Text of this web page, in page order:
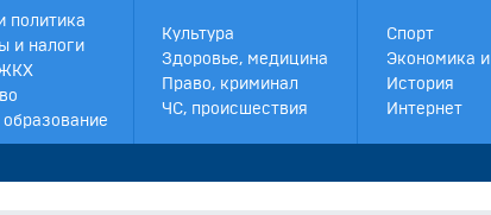
политика
и налоги
образование
Культура
Здоровье, медицина
Право, криминал
ЧС, происшествия
Спорт
Экономика
История
Интернет